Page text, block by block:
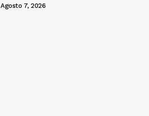
Agosto 7, 2026